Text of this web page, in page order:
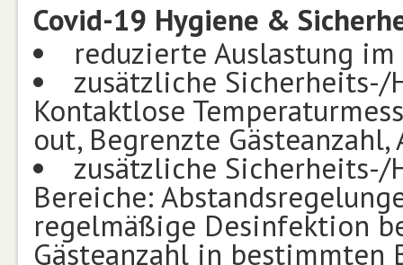
Covid-19 Hygiene &
reduzierte Auslastung
zusätzliche Sicherheits-/
Kontaktlose
out, Begrenzte
zusätzliche
Bereiche:
regelmäßige Desinfektion
Gästeanzahl in bestimmten